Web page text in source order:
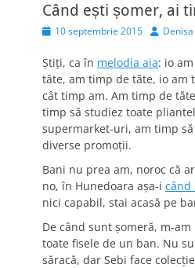
Când ești șomer, ai
Posted10 septembrie 2015 Author
Știți, ca în melodia aia: io
tăte, am timp de tăte, io am
cât timp am. Am timp de
timp să studiez toate
supermarket-uri, am timp
diverse promoții.
Bani nu prea am, noroc că
no, în Hunedoara așa-i când
nici capabil, stai acasă pe
De când sunt șomeră, m-
toate fisele de un ban. Nu
săracă, dar Sebi face